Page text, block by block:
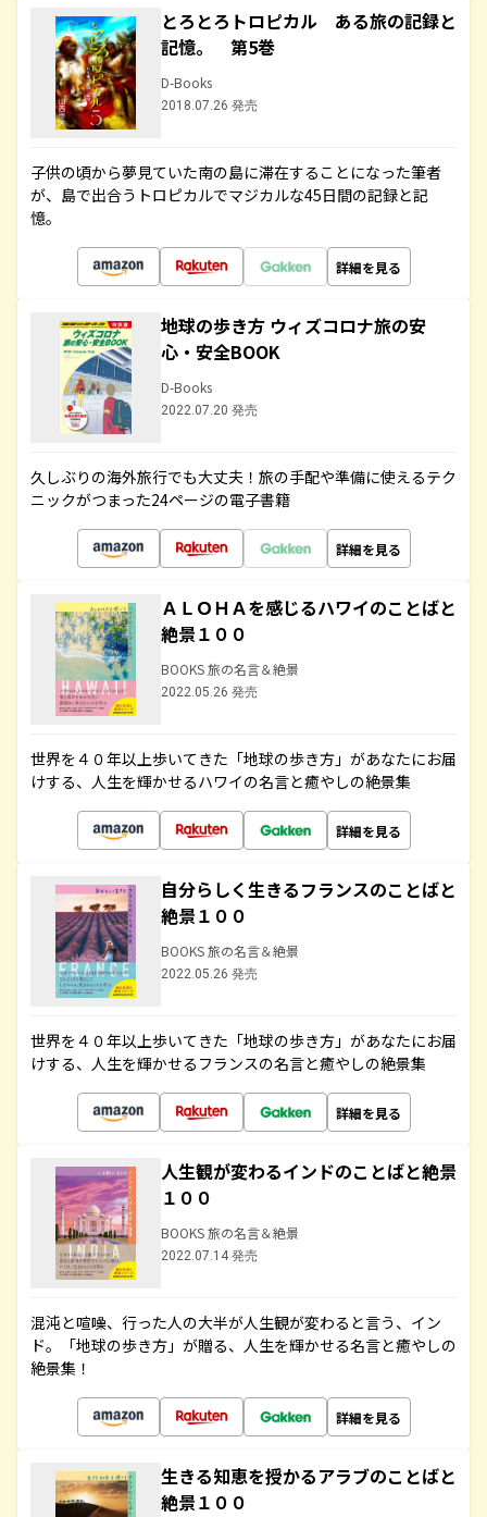
とろとろトロピカル ある旅の記録と
記憶。 第5巻
D-Books
2018.07.26 発売
子供の頃から夢見ていた南の島に滞在することになった筆者
が、島で出合うトロピカルでマジカルな45日間の記録と記
憶。
詳細を見る
地球の歩き方 ウィズコロナ旅の安
心・安全BOOK
D-Books
2022.07.20 発売
久しぶりの海外旅行でも大丈夫！旅の手配や準備に使えるテク
ニックがつまった24ページの電子書籍
詳細を見る
ＡＬＯＨＡを感じるハワイのことばと
絶景１００
BOOKS 旅の名言＆絶景
2022.05.26 発売
世界を４０年以上歩いてきた「地球の歩き方」があなたにお届
けする、人生を輝かせるハワイの名言と癒やしの絶景集
詳細を見る
自分らしく生きるフランスのことばと
絶景１００
BOOKS 旅の名言＆絶景
2022.05.26 発売
世界を４０年以上歩いてきた「地球の歩き方」があなたにお届
けする、人生を輝かせるフランスの名言と癒やしの絶景集
詳細を見る
人生観が変わるインドのことばと絶景
１００
BOOKS 旅の名言＆絶景
2022.07.14 発売
混沌と喧噪、行った人の大半が人生観が変わると言う、イン
ド。「地球の歩き方」が贈る、人生を輝かせる名言と癒やしの
絶景集！
詳細を見る
生きる知恵を授かるアラブのことばと
絶景１００